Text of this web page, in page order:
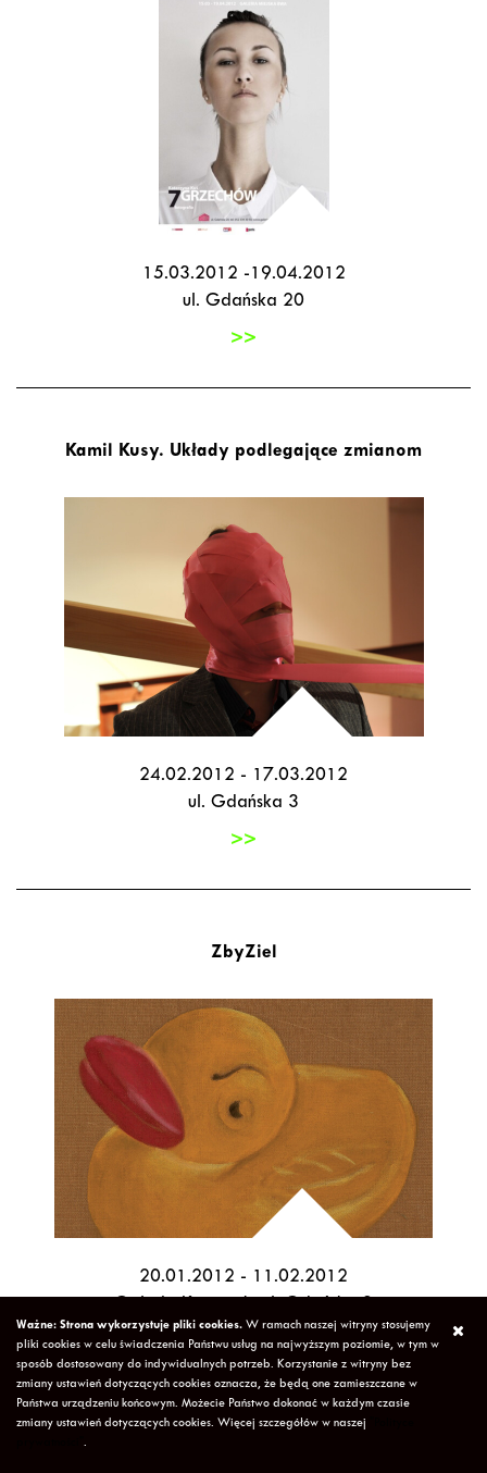
15.03.2012 -19.04.2012
ul. Gdańska 20
>>
Kamil Kusy. Układy podlegające zmianom
24.02.2012 - 17.03.2012
ul. Gdańska 3
>>
ZbyZiel
20.01.2012 - 11.02.2012
>>
Ważne: Strona wykorzystuje pliki cookies. W ramach naszej witryny stosujemy
pliki cookies w celu świadczenia Państwu usług na najwyższym poziomie, w tym w
sposób dostosowany do indywidualnych potrzeb. Korzystanie z witryny bez
zmiany ustawień dotyczących cookies oznacza, że będą one zamieszczane w
Państwa urządzeniu końcowym. Możecie Państwo dokonać w każdym czasie
zmiany ustawień dotyczących cookies. Więcej szczegółów w naszej
.